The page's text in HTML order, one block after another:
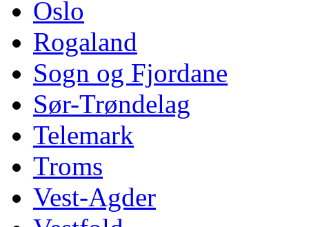
Oslo
Rogaland
Sogn og Fjordane
Sør-Trøndelag
Telemark
Troms
Vest-Agder